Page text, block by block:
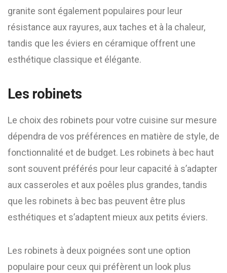
granite sont également populaires pour leur
résistance aux rayures, aux taches et à la chaleur,
tandis que les éviers en céramique offrent une
esthétique classique et élégante.
Les robinets
Le choix des robinets pour votre cuisine sur mesure
dépendra de vos préférences en matière de style, de
fonctionnalité et de budget. Les robinets à bec haut
sont souvent préférés pour leur capacité à s’adapter
aux casseroles et aux poêles plus grandes, tandis
que les robinets à bec bas peuvent être plus
esthétiques et s’adaptent mieux aux petits éviers.
Les robinets à deux poignées sont une option
populaire pour ceux qui préfèrent un look plus